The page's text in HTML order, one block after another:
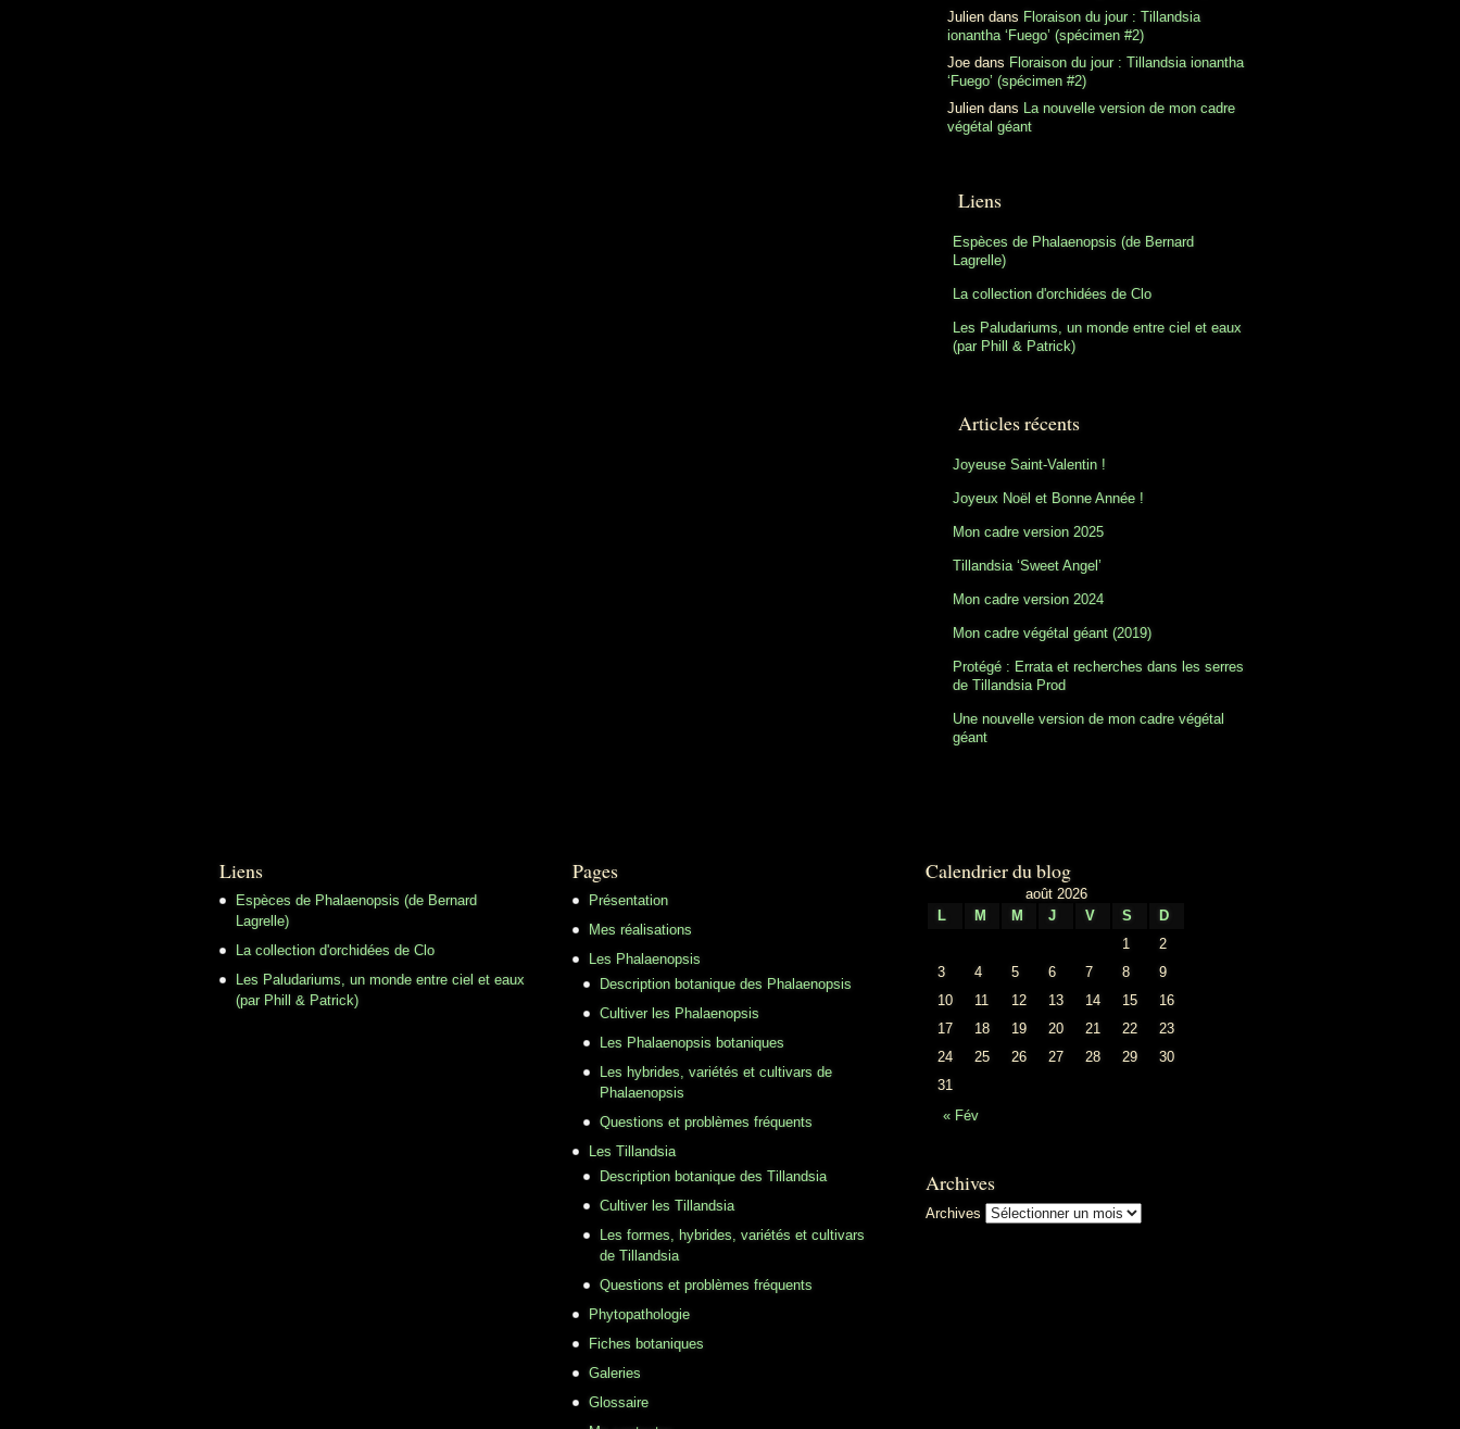
Julien dans Floraison du jour : Tillandsia
ionantha ‘Fuego’ (spécimen #2)
Joe dans Floraison du jour : Tillandsia ionantha
‘Fuego’ (spécimen #2)
Julien dans La nouvelle version de mon cadre
végétal géant
Liens
Espèces de Phalaenopsis (de Bernard
Lagrelle)
La collection d'orchidées de Clo
Les Paludariums, un monde entre ciel et eaux
(par Phill & Patrick)
Articles récents
Joyeuse Saint-Valentin !
Joyeux Noël et Bonne Année !
Mon cadre version 2025
Tillandsia ‘Sweet Angel’
Mon cadre version 2024
Mon cadre végétal géant (2019)
Protégé : Errata et recherches dans les serres
de Tillandsia Prod
Une nouvelle version de mon cadre végétal
géant
Liens
Espèces de Phalaenopsis (de Bernard
Lagrelle)
La collection d'orchidées de Clo
Les Paludariums, un monde entre ciel et eaux
(par Phill & Patrick)
Pages
Présentation
Mes réalisations
Les Phalaenopsis
Description botanique des Phalaenopsis
Cultiver les Phalaenopsis
Les Phalaenopsis botaniques
Les hybrides, variétés et cultivars de
Phalaenopsis
Questions et problèmes fréquents
Les Tillandsia
Description botanique des Tillandsia
Cultiver les Tillandsia
Les formes, hybrides, variétés et cultivars
de Tillandsia
Questions et problèmes fréquents
Phytopathologie
Fiches botaniques
Galeries
Glossaire
Calendrier du blog
août 2026
L
M M J V S D
« Fév
1
2
3
4 5 6 7 8
9
10
11 12 13 14 15
16
17
18 19 20 21 22
23
24
25 26 27 28 29
30
31
Archives
Archives